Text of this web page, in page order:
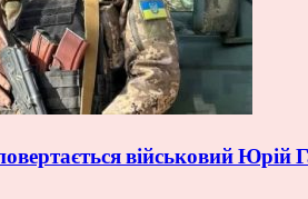
військовий Юрій